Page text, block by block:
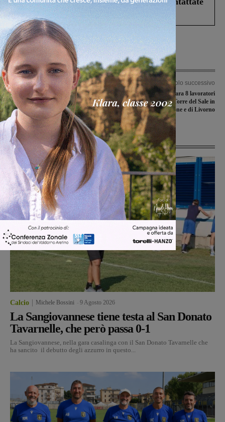
il 112”
Articolo precedente
Martedì il consiglio comunale,
all’ordine del giorno anche
l’acquisizione dello sferisterio
Articolo successivo
Arrivati a Santa Barbara 8 lavoratori
della centrale di Torre del Sale in
dismissione e di Livorno
Ultime Notizie
Calcio Michele Bossini 9 Agosto 2026
La Sangiovannese tiene testa al San Donato
Tavarnelle, che però passa 0-1
La Sangiovannese, nella gara casalinga con il San Donato Tavarnelle che
ha sancito il debutto degli azzurro in questo...